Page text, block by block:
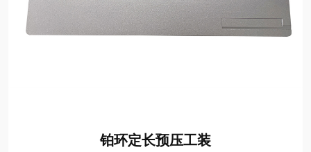
铂环定长预压工装